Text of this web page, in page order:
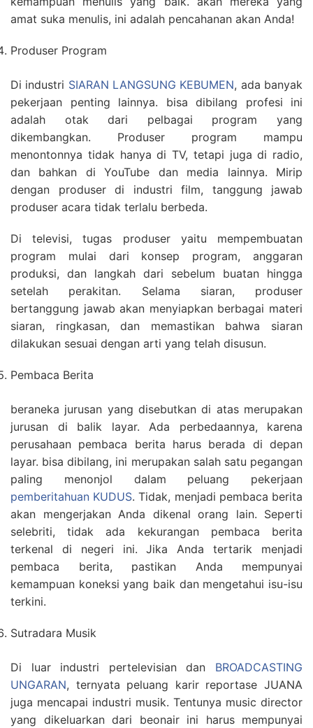
amat suka menulis, ini adalah pencahanan akan Anda!
Produser Program
Di industri SIARAN LANGSUNG KEBUMEN, ada banyak
pekerjaan penting lainnya. bisa dibilang profesi ini
adalah otak dari pelbagai program yang
dikembangkan. Produser program mampu
menontonnya tidak hanya di TV, tetapi juga di radio,
dan bahkan di YouTube dan media lainnya. Mirip
dengan produser di industri film, tanggung jawab
produser acara tidak terlalu berbeda.
Di televisi, tugas produser yaitu mempembuatan
program mulai dari konsep program, anggaran
produksi, dan langkah dari sebelum buatan hingga
setelah perakitan. Selama siaran, produser
bertanggung jawab akan menyiapkan berbagai materi
siaran, ringkasan, dan memastikan bahwa siaran
dilakukan sesuai dengan arti yang telah disusun.
Pembaca Berita
beraneka jurusan yang disebutkan di atas merupakan
jurusan di balik layar. Ada perbedaannya, karena
perusahaan pembaca berita harus berada di depan
layar. bisa dibilang, ini merupakan salah satu pegangan
paling menonjol dalam peluang pekerjaan
pemberitahuan KUDUS. Tidak, menjadi pembaca berita
akan mengerjakan Anda dikenal orang lain. Seperti
selebriti, tidak ada kekurangan pembaca berita
terkenal di negeri ini. Jika Anda tertarik menjadi
pembaca berita, pastikan Anda mempunyai
kemampuan koneksi yang baik dan mengetahui isu-isu
terkini.
Sutradara Musik
Di luar industri pertelevisian dan BROADCASTING
UNGARAN, ternyata peluang karir reportase JUANA
juga mencapai industri musik. Tentunya music director
yang dikeluarkan dari beonair ini harus mempunyai